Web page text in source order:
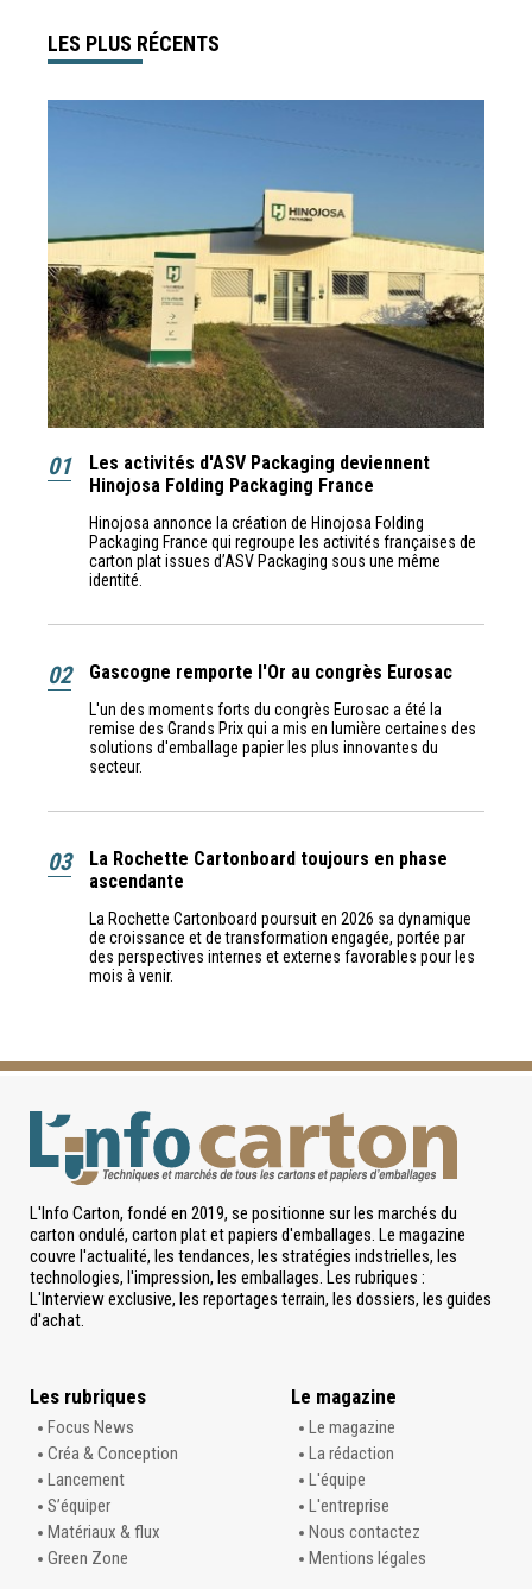
LES PLUS RÉCENTS
01
Les activités d'ASV Packaging deviennent
Hinojosa Folding Packaging France
Hinojosa annonce la création de Hinojosa Folding
Packaging France qui regroupe les activités françaises de
carton plat issues d’ASV Packaging sous une même
identité.
02 Gascogne remporte l'Or au congrès Eurosac
L'un des moments forts du congrès Eurosac a été la
remise des Grands Prix qui a mis en lumière certaines des
solutions d'emballage papier les plus innovantes du
secteur.
03
La Rochette Cartonboard toujours en phase
ascendante
La Rochette Cartonboard poursuit en 2026 sa dynamique
de croissance et de transformation engagée, portée par
des perspectives internes et externes favorables pour les
mois à venir.
L'Info Carton, fondé en 2019, se positionne sur les marchés du
carton ondulé, carton plat et papiers d'emballages. Le magazine
couvre l'actualité, les tendances, les stratégies indstrielles, les
technologies, l'impression, les emballages. Les rubriques :
L'Interview exclusive, les reportages terrain, les dossiers, les guides
d'achat.
Les rubriques
Focus News
Créa & Conception
Lancement
S’équiper
Matériaux & flux
Green Zone
Le magazine
Le magazine
La rédaction
L'équipe
L'entreprise
Nous contactez
Mentions légales